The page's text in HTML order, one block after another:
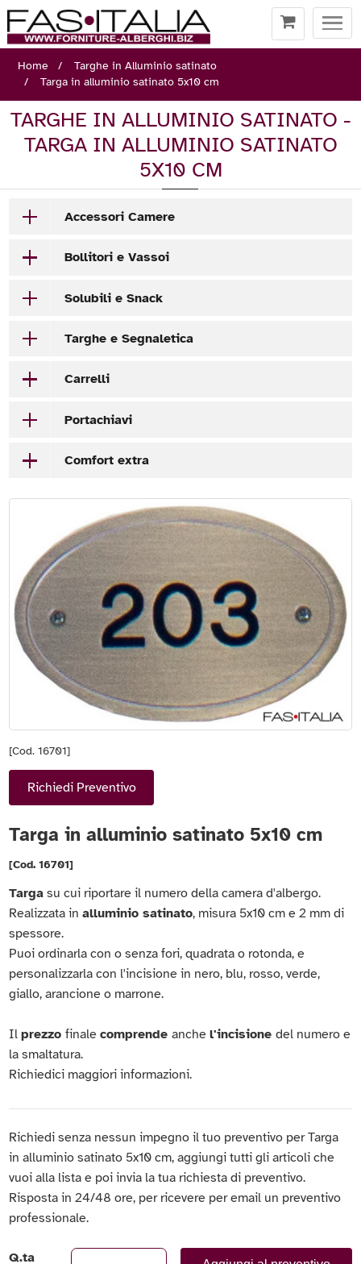
Home
Targhe in Alluminio satinato
Targa in alluminio satinato 5x10 cm
TARGHE IN ALLUMINIO SATINATO -
TARGA IN ALLUMINIO SATINATO
5X10 CM
Accessori Camere
Bollitori e Vassoi
Solubili e Snack
Targhe e Segnaletica
Carrelli
Portachiavi
Comfort extra
[Cod. 16701]
Richiedi Preventivo
Targa in alluminio satinato 5x10 cm
[Cod. 16701]
Targa su cui riportare il numero della camera d'albergo.
Realizzata inalluminio satinato, misura 5x10 cm e 2 mm di
spessore.
Puoi ordinarla con o senza fori, quadrata o rotonda, e
personalizzarla con l'incisione in nero, blu, rosso, verde,
giallo, arancione o marrone.
Ilprezzofinalecomprendeanchel'incisionedel numero e
la smaltatura.
Richiedici maggiori informazioni.
Richiedi senza nessun impegno il tuo preventivo per Targa
in alluminio satinato 5x10 cm, aggiungi tutti gli articoli che
vuoi alla lista e poi invia la tua richiesta di preventivo.
Risposta in 24/48 ore, per ricevere per email un preventivo
professionale.
Q.ta